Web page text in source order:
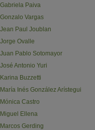
Gabriela Paiva
Gonzalo Vargas
Jean Paul Joublan
Jorge Ovalle
Juan Pablo Sotomayor
José Antonio Yuri
Karina Buzzetti
María Inés González Arístegui
Mónica Castro
Miguel Ellena
Marcos Gerding